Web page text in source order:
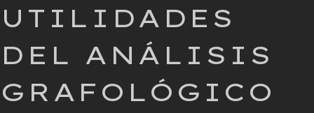
UTILIDADES
DEL ANÁLISIS
GRAFOLÓGICO